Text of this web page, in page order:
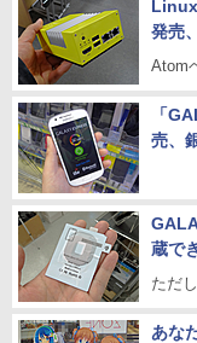
Linux
発売
Atom
「
売、
蔵で
ただ
あな